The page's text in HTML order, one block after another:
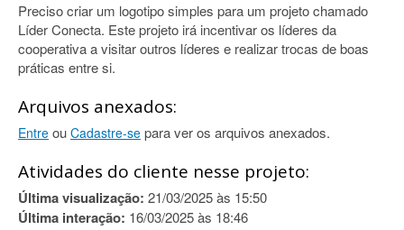
Preciso criar um logotipo simples para um projeto chamado
Líder Conecta. Este projeto irá incentivar os líderes da
cooperativa a visitar outros líderes e realizar trocas de boas
práticas entre si.
Arquivos anexados:
Entre ou Cadastre-se para ver os arquivos anexados.
Atividades do cliente nesse projeto:
Última visualização: 21/03/2025 às 15:50
Última interação: 16/03/2025 às 18:46